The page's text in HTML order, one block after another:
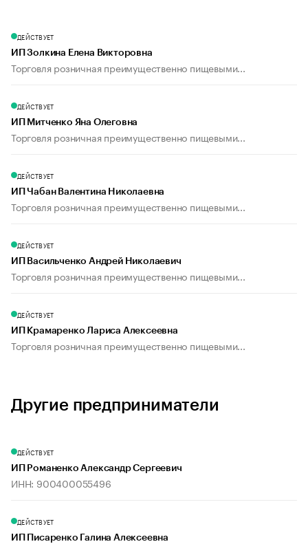
ДЕЙСТВУЕТ
ИП Золкина Елена Викторовна
Торговля розничная преимущественно пищевыми...
ДЕЙСТВУЕТ
ИП Митченко Яна Олеговна
Торговля розничная преимущественно пищевыми...
ДЕЙСТВУЕТ
ИП Чабан Валентина Николаевна
Торговля розничная преимущественно пищевыми...
ДЕЙСТВУЕТ
ИП Васильченко Андрей Николаевич
Торговля розничная преимущественно пищевыми...
ДЕЙСТВУЕТ
ИП Крамаренко Лариса Алексеевна
Торговля розничная преимущественно пищевыми...
Другие предприниматели
ДЕЙСТВУЕТ
ИП Романенко Александр Сергеевич
ИНН: 900400055496
ДЕЙСТВУЕТ
ИП Писаренко Галина Алексеевна